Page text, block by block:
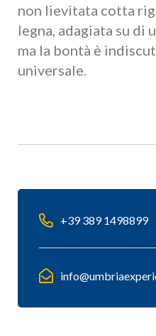
non lievitata cotta
legna, adagiata su di
ma la bontà è
universale.
+39 389 1498899